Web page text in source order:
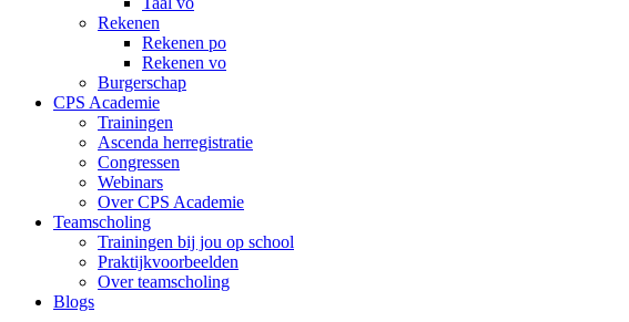
Rekenen
Rekenen po
Rekenen vo
Burgerschap
CPS Academie
Trainingen
Ascenda herregistratie
Congressen
Webinars
Over CPS Academie
Teamscholing
Trainingen bij jou op school
Praktijkvoorbeelden
Over teamscholing
Blogs